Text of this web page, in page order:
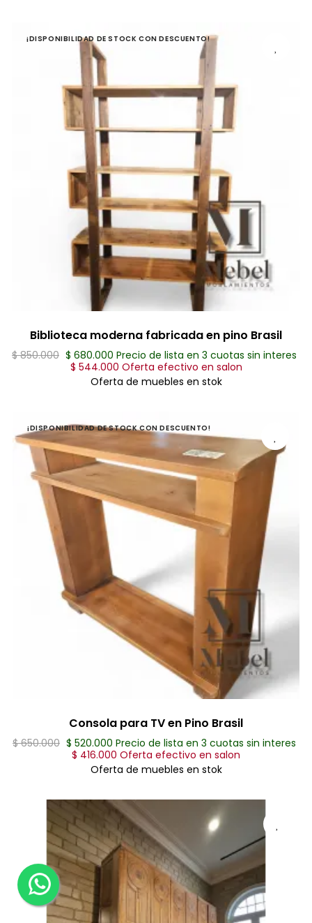
¡DISPONIBILIDAD DE STOCK CON DESCUENTO!
Biblioteca moderna fabricada en pino Brasil
$ 850.000 $ 680.000 Precio de lista en 3 cuotas sin interes
$ 544.000 Oferta efectivo en salon
Oferta de muebles en stok
¡DISPONIBILIDAD DE STOCK CON DESCUENTO!
Consola para TV en Pino Brasil
$ 650.000 $ 520.000 Precio de lista en 3 cuotas sin interes
$ 416.000 Oferta efectivo en salon
Oferta de muebles en stok